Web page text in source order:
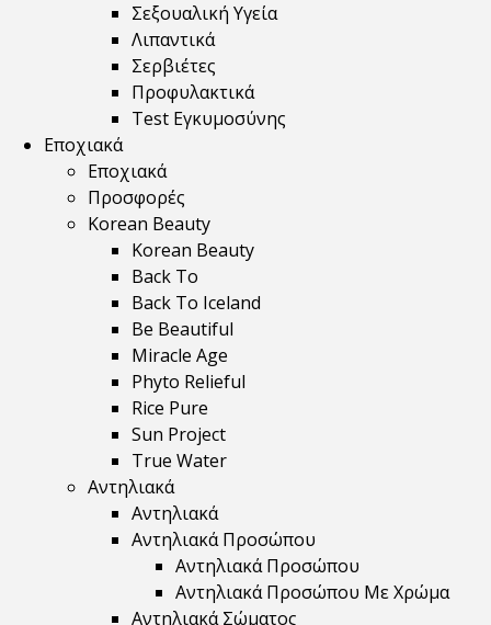
Σεξουαλική Υγεία
Λιπαντικά
Σερβιέτες
Προφυλακτικά
Test Εγκυμοσύνης
Εποχιακά
Εποχιακά
Προσφορές
Korean Beauty
Korean Beauty
Back To
Back To Iceland
Be Beautiful
Miracle Age
Phyto Relieful
Rice Pure
Sun Project
True Water
Αντηλιακά
Αντηλιακά
Αντηλιακά Προσώπου
Αντηλιακά Προσώπου
Αντηλιακά Προσώπου Με Χρώμα
Αντηλιακά Σώματος